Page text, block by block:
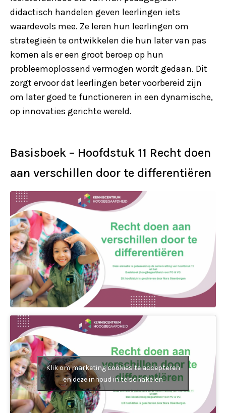
didactisch handelen geven leerlingen iets
waardevols mee. Ze leren hun leerlingen om
strategieën te ontwikkelen die hun later van pas
komen als er een groot beroep op hun
probleemoplossend vermogen wordt gedaan. Dit
zorgt ervoor dat leerlingen beter voorbereid zijn
om later goed te functioneren in een dynamische,
op innovaties gerichte wereld.
Basisboek – Hoofdstuk 11 Recht doen
aan verschillen door te differentiëren
Klik om marketing cookies te accepteren
en deze inhoud in te schakelen